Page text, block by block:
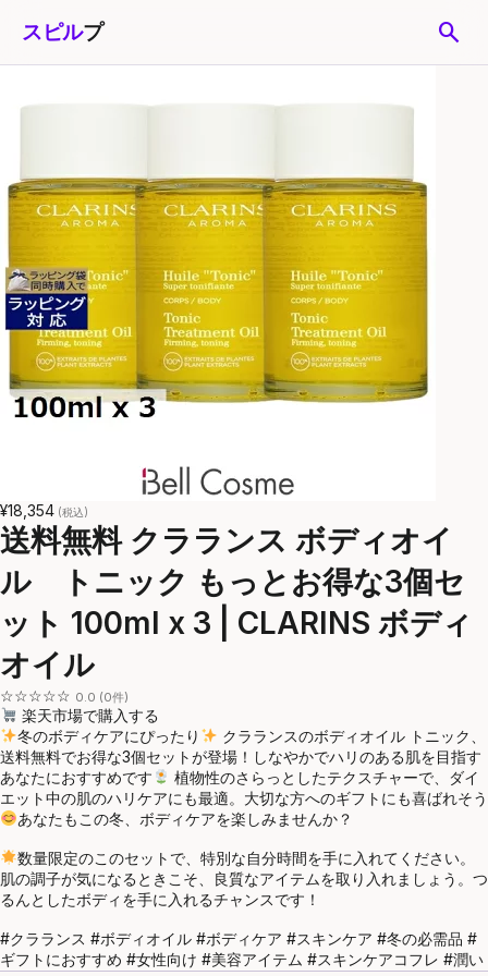
スピルプ search
¥18,354 (税込)
送料無料 クラランス ボディオイ
ル トニック もっとお得な3個セ
ット 100ml x 3 | CLARINS ボディ
オイル
☆☆☆☆☆ 0.0 (0件)
楽天市場で購入する
冬のボディケアにぴったり
クラランスのボディオイル トニック、
送料無料でお得な3個セットが登場！しなやかでハリのある肌を目指す
あなたにおすすめです
植物性のさらっとしたテクスチャーで、ダイ
エット中の肌のハリケアにも最適。大切な方へのギフトにも喜ばれそう
あなたもこの冬、ボディケアを楽しみませんか？
数量限定のこのセットで、特別な自分時間を手に入れてください。
肌の調子が気になるときこそ、良質なアイテムを取り入れましょう。つ
るんとしたボディを手に入れるチャンスです！
#クラランス #ボディオイル #ボディケア #スキンケア #冬の必需品 #
ギフトにおすすめ #女性向け #美容アイテム #スキンケアコフレ #潤い